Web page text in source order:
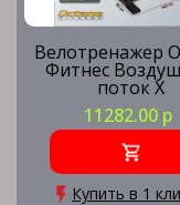
Велотренажер
Фитнес
поток X
11282.00 р
Купить в 1